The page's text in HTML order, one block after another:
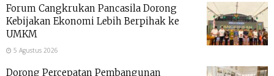
Forum Cangkrukan Pancasila Dorong
Kebijakan Ekonomi Lebih Berpihak ke
UMKM
5 Agustus 2026
Dorong Percepatan Pembangunan